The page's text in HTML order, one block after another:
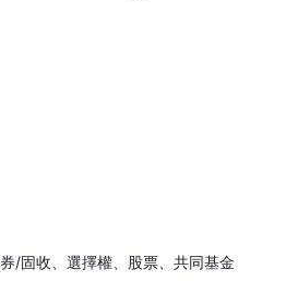
用於每月交易少於100萬股的交易者。
其結構分為數量不同的合約交易每月
個合約的最高費用為每個合約$0.35
/固收、選擇權、股票、共同基金